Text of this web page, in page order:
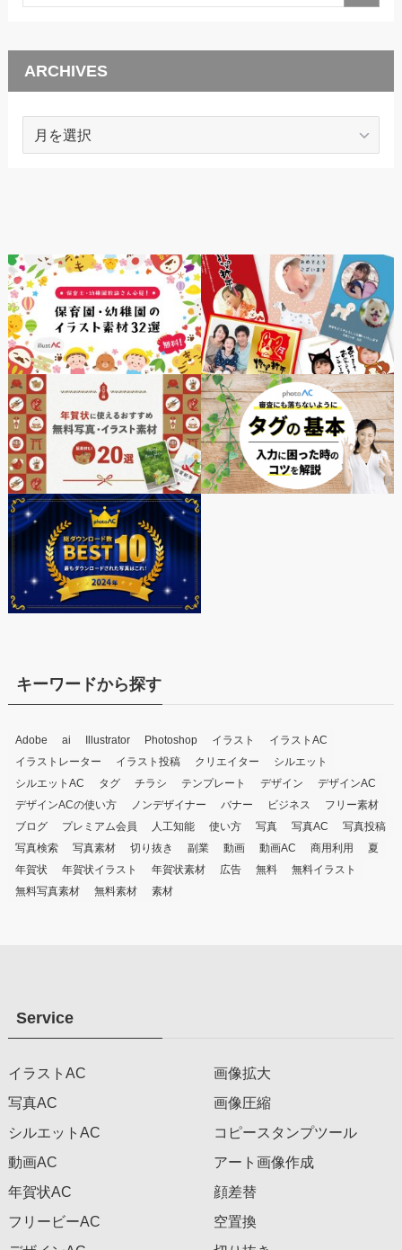
ARCHIVES
ARCHIVES
キーワードから探す
Adobe ai Illustrator Photoshop イラスト
イラストAC
イラストレーター
イラスト投稿 クリエイター
シルエット
シルエットAC
タグ チラシ テンプレート デザイン
デザインAC
デザインACの使い方
ノンデザイナー バナー ビジネス
フリー素材
ブログ
プレミアム会員 人工知能 使い方 写真 写真AC
写真投稿
写真検索
写真素材 切り抜き 副業 動画 動画AC 商用利用
夏
年賀状
年賀状イラスト 年賀状素材 広告 無料
無料イラスト
無料写真素材
無料素材 素材
Service
イラストAC
写真AC
シルエットAC
動画AC
年賀状AC
フリービーAC
画像拡大
画像圧縮
コピースタンプツール
アート画像作成
顔差替
空置換